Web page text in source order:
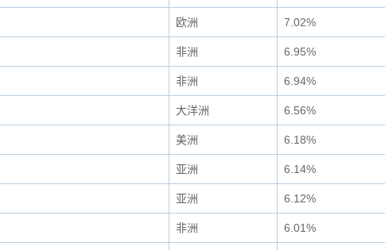
欧洲 7.02%
非洲 6.95%
非洲 6.94%
大洋洲 6.56%
美洲 6.18%
亚洲 6.14%
亚洲 6.12%
非洲 6.01%